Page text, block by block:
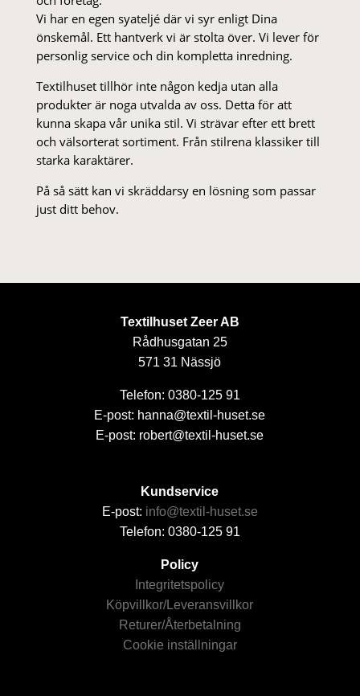
Vi har en egen syateljé där vi syr enligt Dina
önskemål. Ett hantverk vi är stolta över. Vi lever för
personlig service och din kompletta inredning.
Textilhuset tillhör inte någon kedja utan alla
produkter är noga utvalda av oss. Detta för att
kunna skapa vår unika stil. Vi strä­var efter ett brett
och välsorterat sor­ti­ment. Från stil­rena klas­siker till
starka karaktärer.
På så sätt kan vi skräddarsy en lösning som passar
just ditt behov.
Textilhuset Zeer AB
Rådhusgatan 25
571 31 Nässjö
Telefon: 0380-125 91
E-post: hanna@textil-huset.se
E-post: robert@textil-huset.se
Kundservice
E-post: info@textil-huset.se
Telefon: 0380-125 91
Policy
Integritetspolicy
Köpvillkor/Leveransvillkor
Returer/Återbetalning
Cookie inställningar